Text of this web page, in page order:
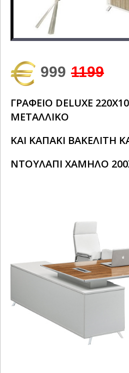
999 1199
ΓΡΑΦΕΙΟ DELUXE
ΜΕΤΑΛΛΙΚΟ
ΚΑΙ ΚΑΠΑΚΙ ΒΑΚΕΛΙΤΗ
ΝΤΟΥΛΑΠΙ ΧΑΜΗΛΟ